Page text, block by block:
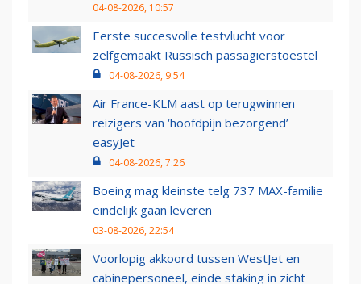
04-08-2026, 10:57
Eerste succesvolle testvlucht voor
zelfgemaakt Russisch passagierstoestel
04-08-2026, 9:54
Air France-KLM aast op terugwinnen
reizigers van ‘hoofdpijn bezorgend’
easyJet
04-08-2026, 7:26
Boeing mag kleinste telg 737 MAX-familie
eindelijk gaan leveren
03-08-2026, 22:54
Voorlopig akkoord tussen WestJet en
cabinepersoneel, einde staking in zicht